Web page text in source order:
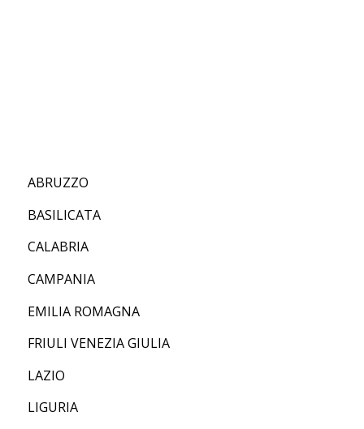
ABRUZZO
BASILICATA
CALABRIA
CAMPANIA
EMILIA ROMAGNA
FRIULI VENEZIA GIULIA
LAZIO
LIGURIA